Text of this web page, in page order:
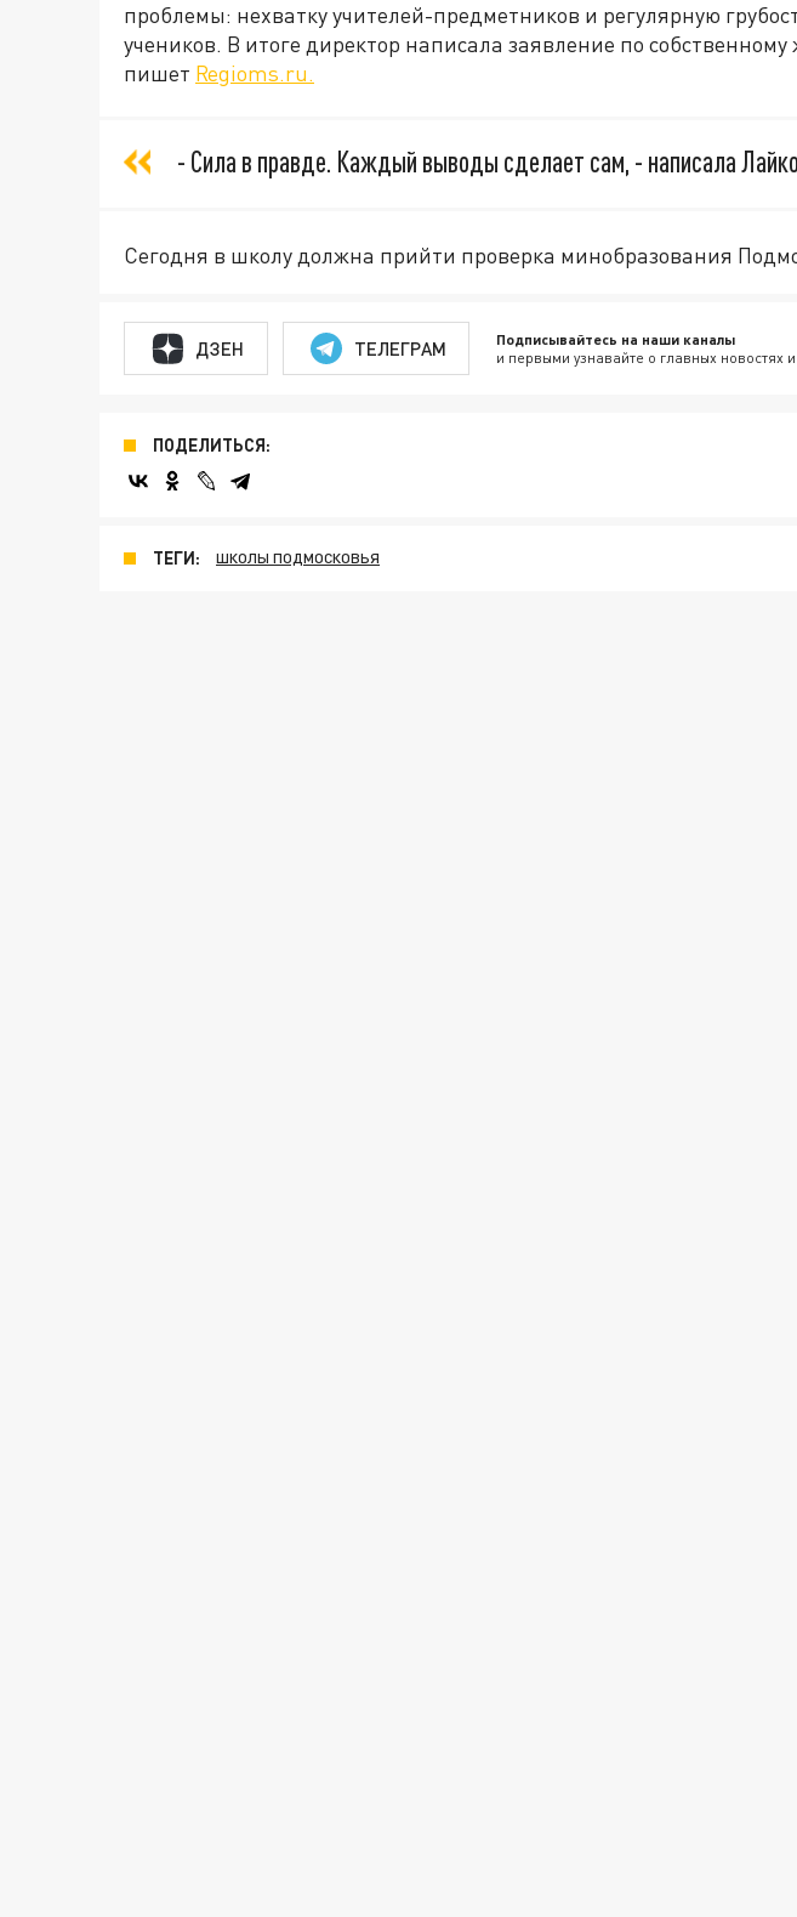
проблемы: нехватку учителей-предметников и регулярную
учеников. В итоге директор написала заявление по
пишет Regioms.ru.
- Сила в правде. Каждый выводы сделает сам, - написала
Сегодня в школу должна прийти проверка минобразования
ДЗЕН ТЕЛЕГРАМ Подписывайтесь на наши каналы
и первыми узнавайте о главных новостях
ПОДЕЛИТЬСЯ:
ТЕГИ: ШКОЛЫ ПОДМОСКОВЬЯ